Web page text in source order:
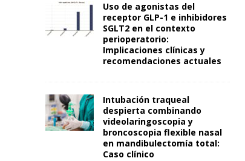
Uso de agonistas del
receptor GLP-1 e inhibidores
SGLT2 en el contexto
perioperatorio:
Implicaciones clínicas y
recomendaciones actuales
Intubación traqueal
despierta combinando
videolaringoscopia y
broncoscopia flexible nasal
en mandibulectomía total:
Caso clínico